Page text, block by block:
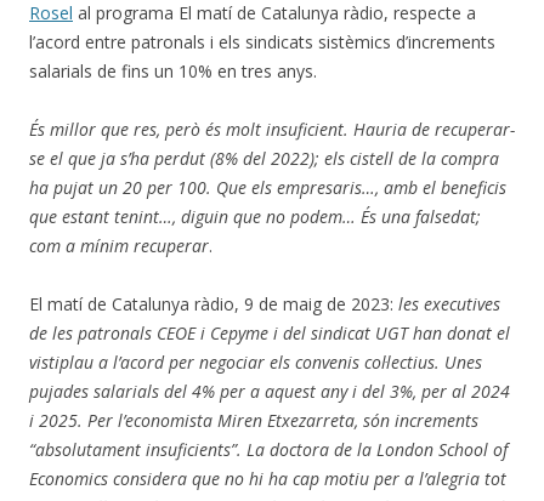
Rosel al programa El matí de Catalunya ràdio, respecte a
l’acord entre patronals i els sindicats sistèmics d’increments
salarials de fins un 10% en tres anys.
És millor que res, però és molt insuficient. Hauria de recuperar-
se el que ja s’ha perdut (8% del 2022); els cistell de la compra
ha pujat un 20 per 100. Que els empresaris…, amb el beneficis
que estant tenint…, diguin que no podem… És una falsedat;
com a mínim recuperar.
El matí de Catalunya ràdio, 9 de maig de 2023: les executives
de les patronals CEOE i Cepyme i del sindicat UGT han donat el
vistiplau a l’acord per negociar els convenis col·lectius. Unes
pujades salarials del 4% per a aquest any i del 3%, per al 2024
i 2025. Per l’economista Miren Etxezarreta, són increments
“absolutament insuficients”. La doctora de la London School of
Economics considera que no hi ha cap motiu per a l’alegria tot